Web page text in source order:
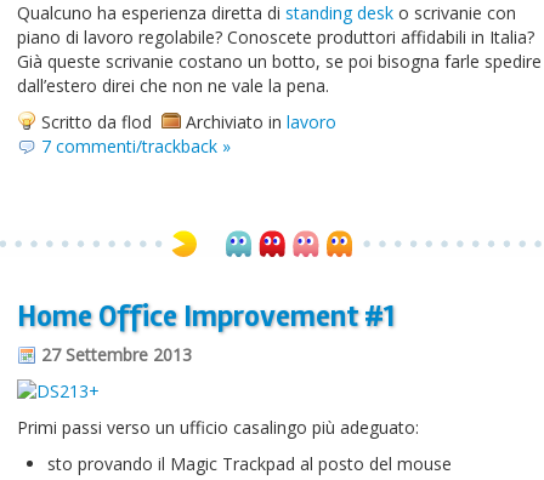
Qualcuno ha esperienza diretta di standing desk o scrivanie con
piano di lavoro regolabile? Conoscete produttori affidabili in Italia?
Già queste scrivanie costano un botto, se poi bisogna farle spedire
dall’estero direi che non ne vale la pena.
Scritto da flod
Archiviato in lavoro
7 commenti/trackback »
Home Office Improvement #1
27 Settembre 2013
Primi passi verso un ufficio casalingo più adeguato:
sto provando il Magic Trackpad al posto del mouse